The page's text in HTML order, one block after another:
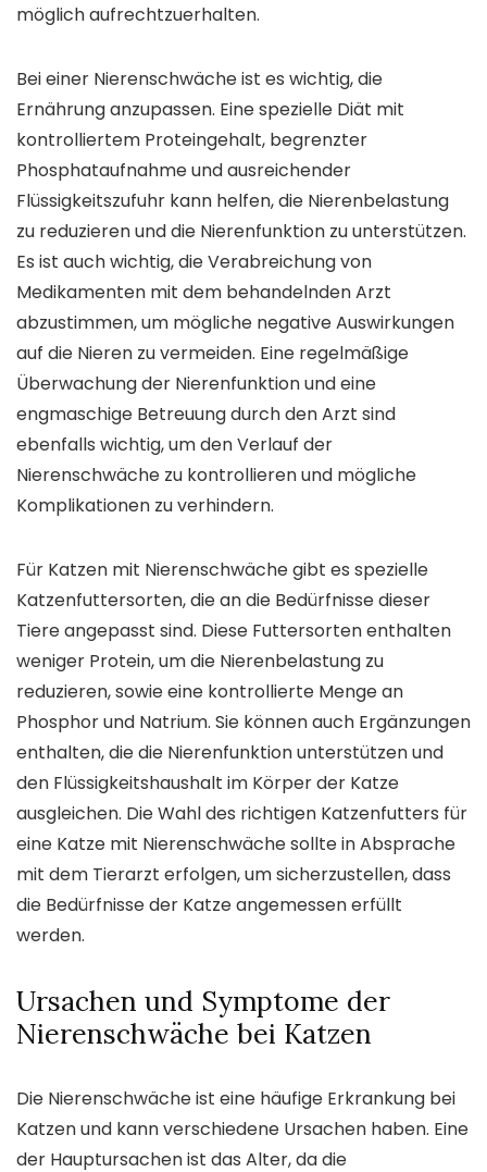
möglich aufrechtzuerhalten.
Bei einer Nierenschwäche ist es wichtig, die
Ernährung anzupassen. Eine spezielle Diät mit
kontrolliertem Proteingehalt, begrenzter
Phosphataufnahme und ausreichender
Flüssigkeitszufuhr kann helfen, die Nierenbelastung
zu reduzieren und die Nierenfunktion zu unterstützen.
Es ist auch wichtig, die Verabreichung von
Medikamenten mit dem behandelnden Arzt
abzustimmen, um mögliche negative Auswirkungen
auf die Nieren zu vermeiden. Eine regelmäßige
Überwachung der Nierenfunktion und eine
engmaschige Betreuung durch den Arzt sind
ebenfalls wichtig, um den Verlauf der
Nierenschwäche zu kontrollieren und mögliche
Komplikationen zu verhindern.
Für Katzen mit Nierenschwäche gibt es spezielle
Katzenfuttersorten, die an die Bedürfnisse dieser
Tiere angepasst sind. Diese Futtersorten enthalten
weniger Protein, um die Nierenbelastung zu
reduzieren, sowie eine kontrollierte Menge an
Phosphor und Natrium. Sie können auch Ergänzungen
enthalten, die die Nierenfunktion unterstützen und
den Flüssigkeitshaushalt im Körper der Katze
ausgleichen. Die Wahl des richtigen Katzenfutters für
eine Katze mit Nierenschwäche sollte in Absprache
mit dem Tierarzt erfolgen, um sicherzustellen, dass
die Bedürfnisse der Katze angemessen erfüllt
werden.
Ursachen und Symptome der
Nierenschwäche bei Katzen
Die Nierenschwäche ist eine häufige Erkrankung bei
Katzen und kann verschiedene Ursachen haben. Eine
der Hauptursachen ist das Alter, da die